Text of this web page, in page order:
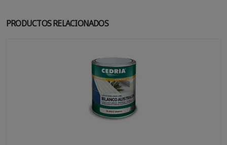
PRODUCTOS RELACIONADOS